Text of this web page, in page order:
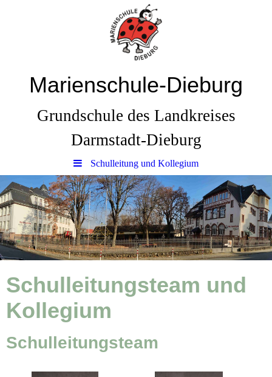
Marienschule-Dieburg
Grundschule des Landkreises
Darmstadt-Dieburg
Schulleitung und Kollegium
Schulleitungsteam und
Kollegium
Schulleitungsteam